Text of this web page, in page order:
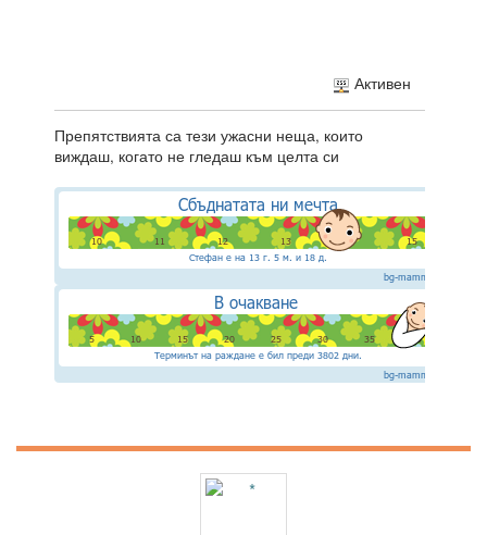
Активен
Препятствията са тези ужасни неща, които
виждаш, когато не гледаш към целта си